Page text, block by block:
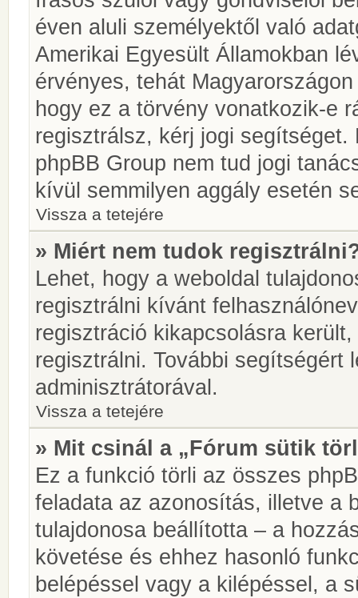
éven aluli személyektől való
Amerikai Egyesült Államokban
érvényes, tehát
hogy ez a törvény vonatkozik-e
regisztrálsz, kérj jogi
phpBB Group nem tud jogi
kívül semmilyen aggály esetén
Vissza a tetejére
» Miért nem tudok
Lehet, hogy a weboldal
regisztrálni kívánt
regisztráció kikapcsolásra
regisztrálni. További segítségért
adminisztrátorával.
Vissza a tetejére
» Mit csinál a „Fórum sütik
Ez a funkció törli az összes
feladata az azonosítás, illetve a
tulajdonosa beállította – a
követése és ehhez hasonló
belépéssel vagy a kilépéssel, a